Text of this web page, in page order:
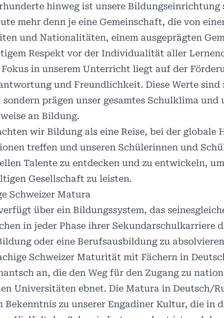
hinweg ist unsere Bildungseinrichtung
mehr denn je eine Gemeinschaft, die von
und Nationalitäten, einem ausgeprägten
Respekt vor der Individualität aller
in unserem Unterricht liegt auf der
und Freundlichkeit. Diese Werte
prägen unser gesamtes Schulklima und
an Bildung.
wir Bildung als eine Reise, bei der globale
treffen und unseren Schülerinnen und
Talente zu entdecken und zu entwickeln,
Gesellschaft zu leisten.
Schweizer Matura
über ein Bildungssystem, das
in jeder Phase ihrer Sekundarschulkarriere
oder eine Berufsausbildung zu
Schweizer Maturität mit Fächern in
an, die den Weg für den Zugang zu
Universitäten ebnet. Die Matura in Deutsch/
Bekenntnis zu unserer Engadiner Kultur, die in